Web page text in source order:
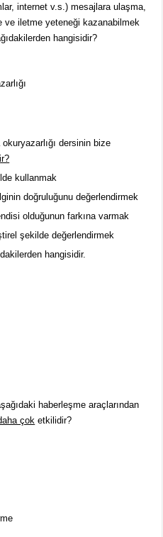
internet v.s.) mesajlara ulaşma,
ve iletme yeteneği kazanabilmek
hangisidir?
dersinin bize
kullanmak
doğruluğunu değerlendirmek
olduğunun farkına varmak
şekilde değerlendirmek
hangisidir.
haberleşme araçlarından
çok etkilidir?